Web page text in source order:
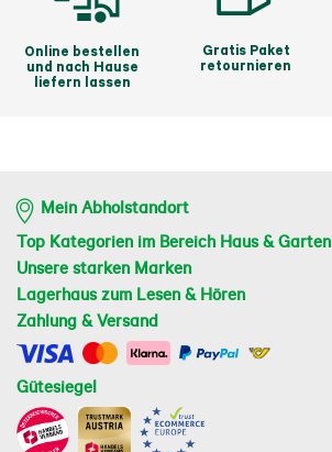
Online bestellen
und nach Hause
liefern lassen
Gratis Paket
retournieren
Mein Abholstandort
Top Kategorien im Bereich Haus & Garten
Unsere starken Marken
Lagerhaus zum Lesen & Hören
Zahlung & Versand
Gütesiegel